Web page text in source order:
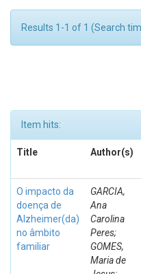
Results 1-1 of 1 (Search
Item hits:
Title Author(s)
O impacto da
doença de
Alzheimer(da)
no âmbito
familiar
GARCIA,
Ana
Carolina
Peres;
GOMES,
Maria de